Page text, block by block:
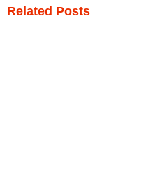
Related Posts